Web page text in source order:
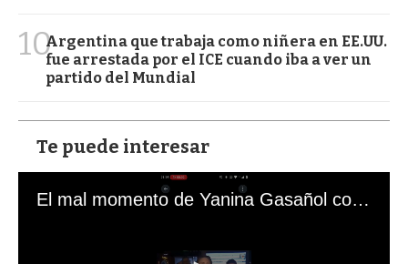
10Argentina que trabaja como niñera en EE.UU.
fue arrestada por el ICE cuando iba a ver un
partido del Mundial
Te puede interesar
El mal momento de Yanina Gasañol con un hincha argentino en "Subrayado"